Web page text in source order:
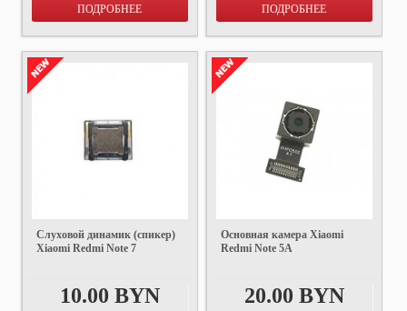
ПОДРОБНЕЕ ПОДРОБНЕЕ
Слуховой динамик (спикер)
Xiaomi Redmi Note 7
10.00 BYN
Основная камера Xiaomi
Redmi Note 5A
20.00 BYN